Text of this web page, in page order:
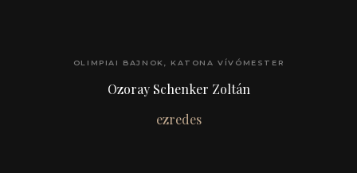
OLIMPIAI BAJNOK, KATONA VÍVÓMESTER
Ozoray Schenker Zoltán
ezredes